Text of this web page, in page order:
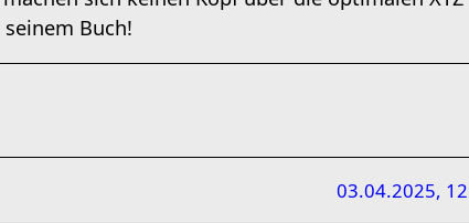
Buch!
03.04.2025,